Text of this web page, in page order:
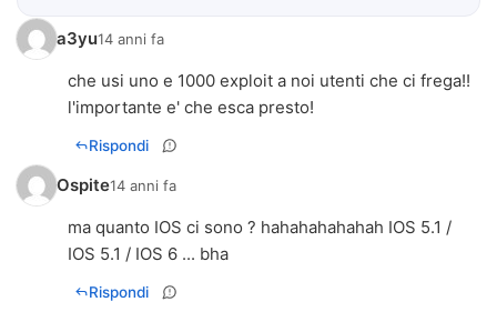
a3yu14 anni fa
che usi uno e 1000 exploit a noi utenti che ci frega!!
l'importante e' che esca presto!
Rispondi
Ospite14 anni fa
ma quanto IOS ci sono ? hahahahahahah IOS 5.1 /
IOS 5.1 / IOS 6 ... bha
Rispondi